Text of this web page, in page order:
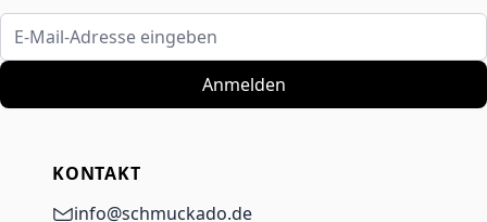
E-Mail-Adresse eingeben
Anmelden
KONTAKT
info@schmuckado.de